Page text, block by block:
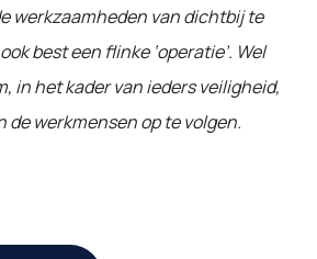
werkzaamheden van dichtbij te
best een flinke ‘operatie’. Wel
in het kader van ieders veiligheid,
de werkmensen op te volgen.